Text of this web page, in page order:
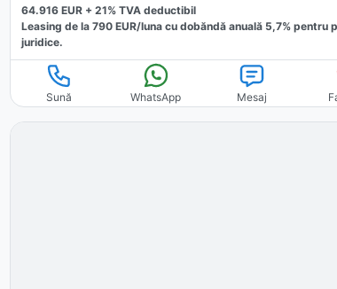
64.916 EUR +21% TVA deductibil
Leasing de la790 EUR/luna cu dobăndă anuală 5,7% pentru
juridice.
Sună WhatsApp Mesaj